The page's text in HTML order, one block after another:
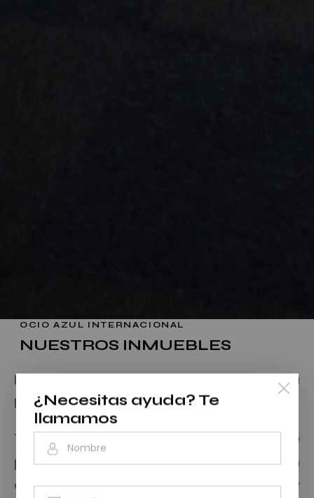
OCIO AZUL INTERNACIONAL
NUESTROS INMUEBLES
Los puedes encontrar a lo largo de la Costa
Blanca y Costa Cálida
Te ofrecemos una gran cantidad de
promociones de obra nueva que se ajustan
a todos los gustos, presupuestos y
¿Necesitas ayuda? Te
llamamos